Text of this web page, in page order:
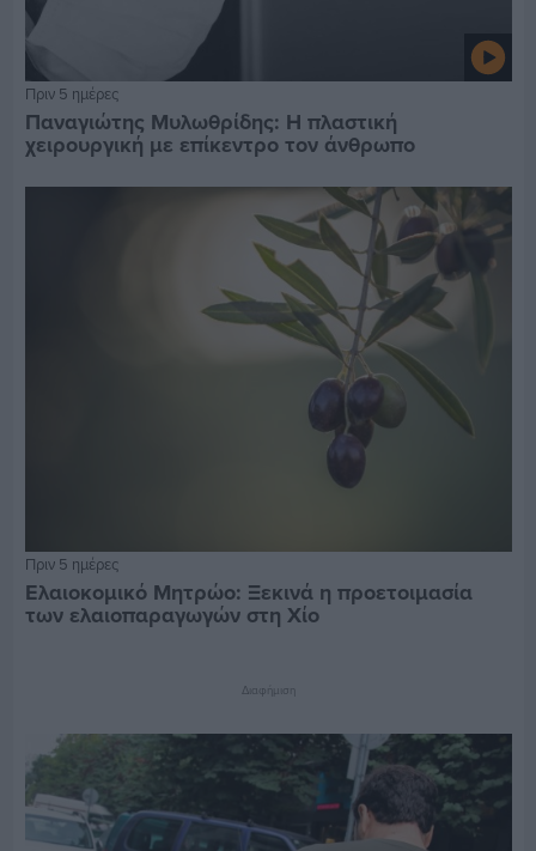
Πριν 5 ημέρες
Παναγιώτης Μυλωθρίδης: Η πλαστική
χειρουργική με επίκεντρο τον άνθρωπο
Πριν 5 ημέρες
Ελαιοκομικό Μητρώο: Ξεκινά η προετοιμασία
των ελαιοπαραγωγών στη Χίο
Διαφήμιση